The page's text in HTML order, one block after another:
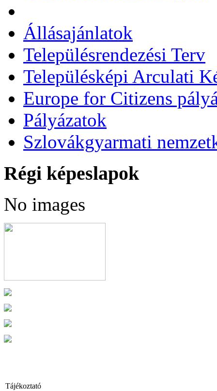
Állásajánlatok
Településrendezési Terv
Településképi Arculati
Europe for Citizens
Pályázatok
Szlovákgyarmati
Régi képeslapok
No images
Tájékoztató